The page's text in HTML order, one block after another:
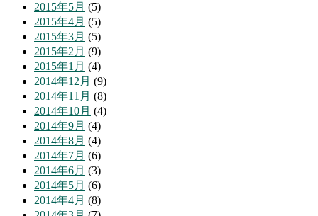
2015年5月 (5)
2015年4月 (5)
2015年3月 (5)
2015年2月 (9)
2015年1月 (4)
2014年12月 (9)
2014年11月 (8)
2014年10月 (4)
2014年9月 (4)
2014年8月 (4)
2014年7月 (6)
2014年6月 (3)
2014年5月 (6)
2014年4月 (8)